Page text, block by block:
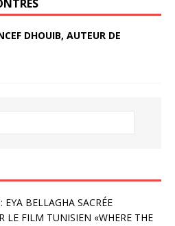
DHOUIB, AUTEUR DE
BELLAGHA SACRÉE
LE FILM TUNISIEN «WHERE THE